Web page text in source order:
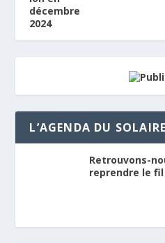
L’AGENDA DU SOLAIRE
Retrouvons-
reprendre le